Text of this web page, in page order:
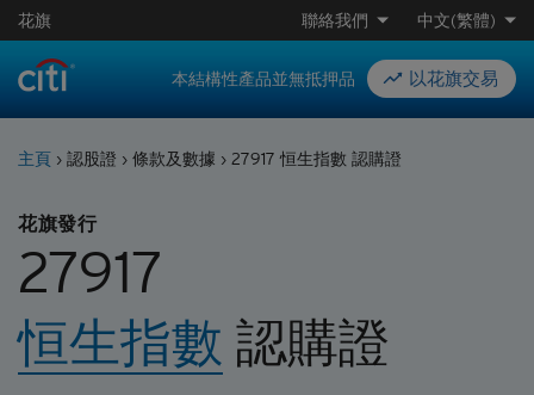
花旗 聯絡我們 中文(繁體)
本結構性產品並無抵押品 以花旗交易
主頁 › 認股證 › 條款及數據 › 27917 恒生指數 認購證
花旗發行
27917
恒生指數 認購證